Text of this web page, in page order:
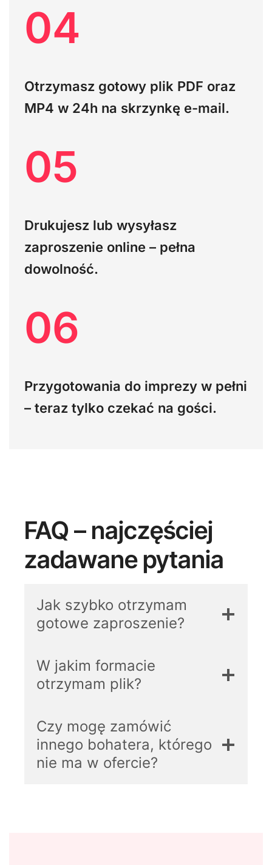
04
Otrzymasz gotowy plik PDF oraz
MP4 w 24h na skrzynkę e-mail.
05
Drukujesz lub wysyłasz
zaproszenie online – pełna
dowolność.
06
Przygotowania do imprezy w pełni
– teraz tylko czekać na gości.
FAQ – najczęściej
zadawane pytania
Jak szybko otrzymam
gotowe zaproszenie?
W jakim formacie
otrzymam plik?
Czy mogę zamówić
innego bohatera, którego
nie ma w ofercie?